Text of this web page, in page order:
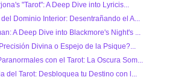
"Tarot": A Deep Dive into Lyricis...
del Dominio Interior: Desentrañando el A...
A Deep Dive into Blackmore's Night's ...
Divina o Espejo de la Psique?...
con el Tarot: La Oscura Som...
del Tarot: Desbloquea tu Destino con l...